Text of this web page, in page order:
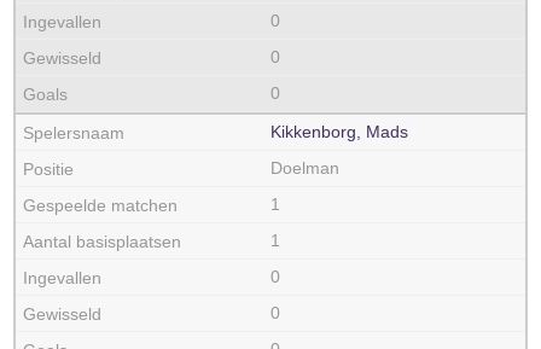
0
0
0
Kikkenborg, Mads
Doelman
1
1
0
0